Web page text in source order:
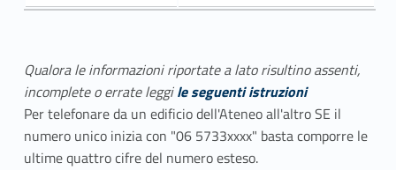
Qualora le informazioni riportate a lato risultino assenti,
incomplete o errate leggile seguenti istruzioni
Per telefonare da un edificio dell'Ateneo all'altro SE il
numero unico inizia con "06 5733xxxx" basta comporre le
ultime quattro cifre del numero esteso.